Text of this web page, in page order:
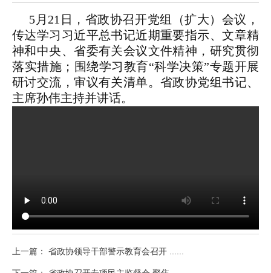
5月21日，省政协召开党组（扩大）会议，
传达学习习近平总书记近期重要指示、文章精
神和中央、省委有关会议文件精神，研究贯彻
落实措施；围绕学习教育“科学决策”专题开展
研讨交流，审议有关清单。省政协党组书记、
主席孙伟主持并讲话。
上一篇： 省政协领导干部警示教育会召开 ......